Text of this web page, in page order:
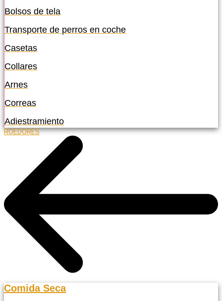
Bolsos de tela
Transporte de perros en coche
Casetas
Collares
Arnes
Correas
Adiestramiento
ROEDORES
Comida Seca